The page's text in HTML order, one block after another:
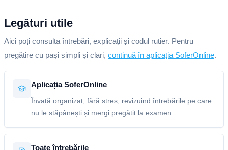
Legături utile
Aici poți consulta întrebări, explicații și codul rutier. Pentru
pregătire cu pași simpli și clari, continuă în aplicația SoferOnline.
Aplicația SoferOnline
Învață organizat, fără stres, revizuind întrebările pe care
nu le stăpânești și mergi pregătit la examen.
Toate întrebările